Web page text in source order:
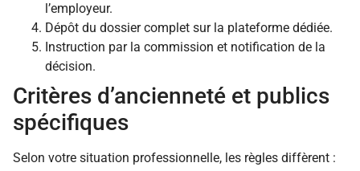
l’employeur.
Dépôt du dossier complet sur la plateforme dédiée.
Instruction par la commission et notification de la
décision.
Critères d’ancienneté et publics
spécifiques
Selon votre situation professionnelle, les règles diffèrent :